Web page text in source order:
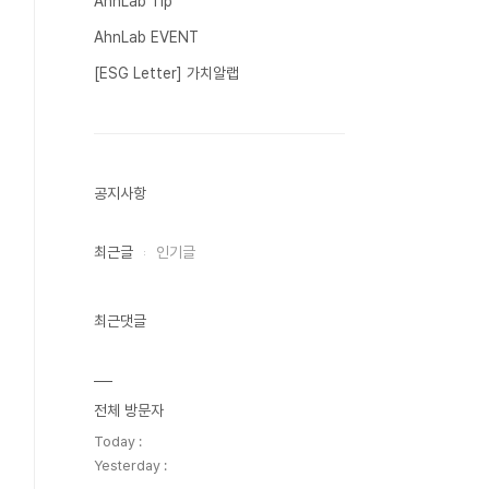
AhnLab EVENT
[ESG Letter] 가치알랩
공지사항
최근글 인기글
최근댓글
전체 방문자
Today :
Yesterday :